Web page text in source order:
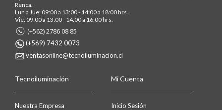
Renca.
Lun a Jue: 09:00 a 13:00 - 14:00 a 18:00 hrs.
Vie: 09:00 a 13:00 - 14:00 a 16:00 hrs.
(+562) 2786 08 85
(+569) 7432 0073
ventasonline@tecnoiluminacion.cl
Tecnoiluminación
Nuestra Empresa
Mi Cuenta
Inicio Sesión